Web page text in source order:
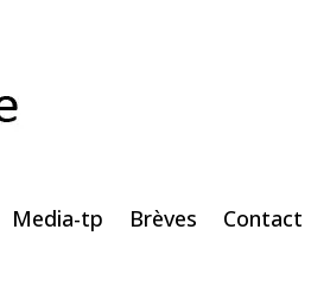
Media-tp Brèves Contact